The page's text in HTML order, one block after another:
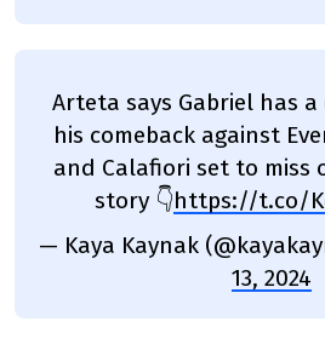
Arteta says Gabriel has
his comeback against
and Calafiori set to miss
story 👇https://t.co/
— Kaya Kaynak
13, 2024